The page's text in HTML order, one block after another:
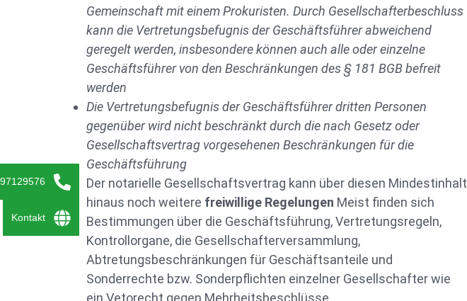
Gemeinschaft mit einem Prokuristen. Durch Gesellschafterbeschluss
kann die Vertretungsbefugnis der Geschäftsführer abweichend
geregelt werden, insbesondere können auch alle oder einzelne
Geschäftsführer von den Beschränkungen des § 181 BGB befreit
werden
Die Vertretungsbefugnis der Geschäftsführer dritten Personen
gegenüber wird nicht beschränkt durch die nach Gesetz oder
Gesellschaftsvertrag vorgesehenen Beschränkungen für die
Geschäftsführung
Der notarielle Gesellschaftsvertrag kann über diesen Mindestinhalt
hinaus noch weitere freiwillige Regelungen Meist finden sich
Bestimmungen über die Geschäftsführung, Vertretungsregeln,
Kontrollorgane, die Gesellschafterversammlung,
Abtretungsbeschränkungen für Geschäftsanteile und
Sonderrechte bzw. Sonderpflichten einzelner Gesellschafter wie
ein Vetorecht gegen Mehrheitsbeschlüsse.
Kontakt